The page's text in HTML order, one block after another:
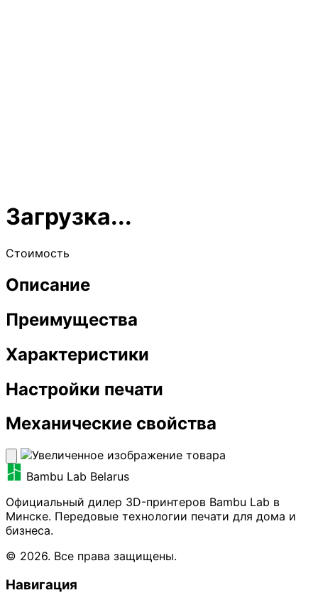
Загрузка...
Стоимость
Описание
Преимущества
Характеристики
Настройки печати
Механические свойства
Bambu Lab Belarus
Официальный дилер 3D-принтеров Bambu Lab в
Минске. Передовые технологии печати для дома и
бизнеса.
© 2026. Все права защищены.
Навигация